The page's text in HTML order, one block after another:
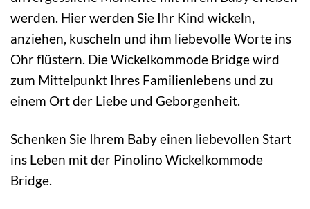
werden. Hier werden Sie Ihr Kind wickeln,
anziehen, kuscheln und ihm liebevolle Worte ins
Ohr flüstern. Die Wickelkommode Bridge wird
zum Mittelpunkt Ihres Familienlebens und zu
einem Ort der Liebe und Geborgenheit.
Schenken Sie Ihrem Baby einen liebevollen Start
ins Leben mit der Pinolino Wickelkommode
Bridge.